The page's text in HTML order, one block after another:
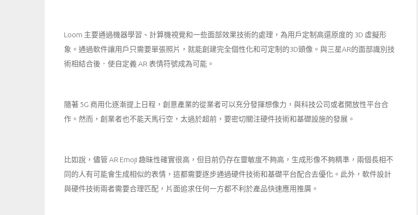
Loom 主要通過機器學習、計算機視覺和一些面部效果技術的處理，為用戶定制高還原度的 3D 虛擬形
象。通過軟件讓用戶只需要單張照片，就能創建完全個性化和可定制的3D頭像。與三星AR的面部識別技
術相結合後．使自定義 AR 表情符號成為可能。
隨著 5G 商用化逐漸提上日程，創意產業的從業者可以充分發揮想像力，與科技公司或者開放性平台合
作。然而，創業者也不能天馬行空，太過於超前，要密切關注硬件技術和基礎設施的發展。
比如說，儘管 AR Emoji 趣昧性確實很高，但目前仍存在靈敏度不夠高，生成形像不夠精準，兩個長相不
同的人有可能會生成相似的表情，這都需要逐步通過硬件技術和基礎平台配合去優化。此外，軟件設計
與硬件技術兩者需要合理匹配，片面追求任何一方都不利於產品快速應用推廣。